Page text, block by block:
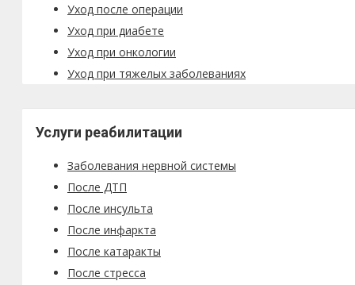
Уход после операции
Уход при диабете
Уход при онкологии
Уход при тяжелых заболеваниях
Услуги реабилитации
Заболевания нервной системы
После ДТП
После инсульта
После инфаркта
После катаракты
После стресса